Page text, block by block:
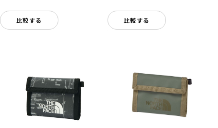
比較する 比較する